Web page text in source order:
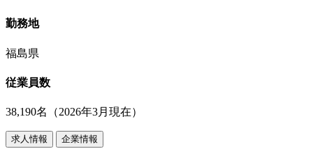
勤務地
福島県
従業員数
38,190名（2026年3月現在）
求人情報 企業情報